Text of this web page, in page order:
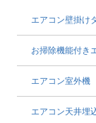
エアコン壁掛け
お掃除機能付き
エアコン室外機
エアコン天井埋